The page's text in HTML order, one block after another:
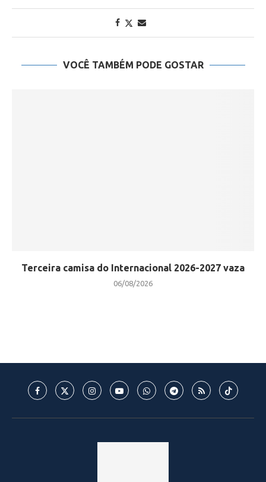
VOCÊ TAMBÉM PODE GOSTAR
Terceira camisa do Internacional 2026-2027 vaza
06/08/2026